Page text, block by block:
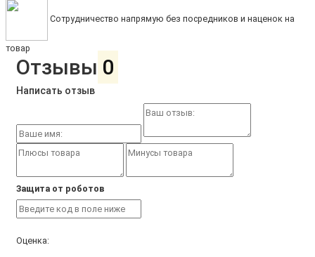
Сотрудничество напрямую без посредников и наценок на
товар
Отзывы 0
Написать отзыв
Защита от роботов
Оценка: